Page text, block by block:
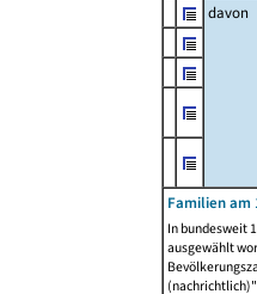
davon
Familien am
In bundesweit
ausgewählt